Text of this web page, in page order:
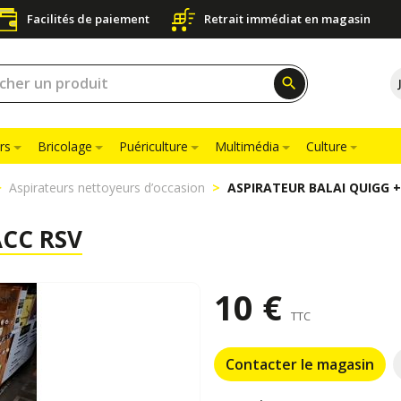
Facilités de paiement Retrait immédiat en magasin
search
Bricolage Puériculture Multimédia Culture
Aspirateurs nettoyeurs d’occasion ASPIRATEUR BALAI QUIGG
RSV
10 € TTC
Contacter le magasin